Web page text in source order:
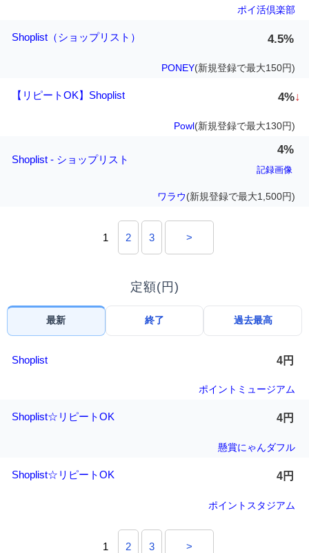
ポイ活倶楽部
Shoplist（ショップリスト） 4.5%
PONEY(新規登録で最大150円)
【リピートOK】Shoplist 4%↓
Powl(新規登録で最大130円)
Shoplist - ショップリスト
4%
記録画像
ワラウ(新規登録で最大1,500円)
1 2 3 >
定額(円)
最新 終了 過去最高
Shoplist 4円
ポイントミュージアム
Shoplist☆リピートOK 4円
懸賞にゃんダフル
Shoplist☆リピートOK 4円
ポイントスタジアム
1 2 3 >